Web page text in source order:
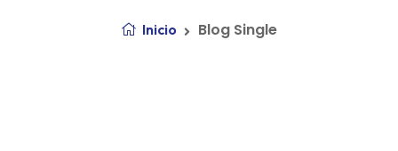
Inicio Blog Single